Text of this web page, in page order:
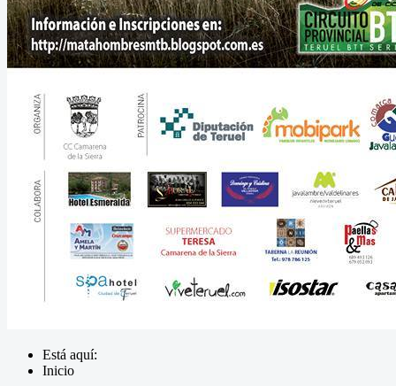
Está aquí:
Inicio